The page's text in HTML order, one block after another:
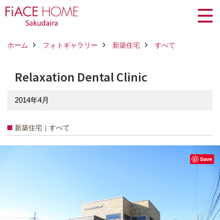
ホーム フォトギャラリー 新築住宅 すべて
Relaxation Dental Clinic
2014年4月
新築住宅｜すべて
Save